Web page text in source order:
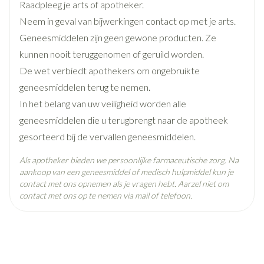
voorkomen) aangezien het effect van fenytoïne kan
worden versterkt
lithium (gebruikt voor de behandeling van depressie en
manie) aangezien het effect van lithium kan worden
versterkt
diuretica (plastabletten) omdat het effect van de
diuretica kan worden verzwakt
kaliumsparende diuretica omdat dit kan leiden tot
hyperkaliëmie
remmers zoals captopril, bètablokkers zoals atenolol
geneesmiddelen, angiotensine-II-receptorantagonisten
zoals losartan)
inname van acetylsalicylzuur of een NSAID
mg), 1 tot 3 keer per dag, met een interval van 4 tot 6
uur.
Maximale dosis: 1200 mg per dag (= 3 tabletten).
Toedieningswijze
De tabletten inslikken met een glas water, tijdens of na
een maaltijd.
Patiënten met een gevoelige maag: tijdens een maaltijd
innemen.
De tabletten kunnnen worden verdeeld in gelijke doses
(breukstreep).
Contact opnemen met een arts indien:
Bij volwassenen: indien de koorts of migrainehoofdpijn >
Ingrediënten
ibuprofen
Behoud Kamertemperatuur (15°C - 25°C)
Raadpleeg je arts of apotheker.
Neem in geval van bijwerkingen contact op met je arts.
Geneesmiddelen zijn geen gewone producten. Ze
kunnen nooit teruggenomen of geruild worden.
De wet verbiedt apothekers om ongebruikte
geneesmiddelen terug te nemen.
In het belang van uw veiligheid worden alle
geneesmiddelen die u terugbrengt naar de apotheek
gesorteerd bij de vervallen geneesmiddelen.
Als apotheker bieden we persoonlijke farmaceutische zorg. Na
aankoop van een geneesmiddel of medisch hulpmiddel kun je
contact met ons opnemen als je vragen hebt. Aarzel niet om
contact met ons op te nemen via mail of telefoon.